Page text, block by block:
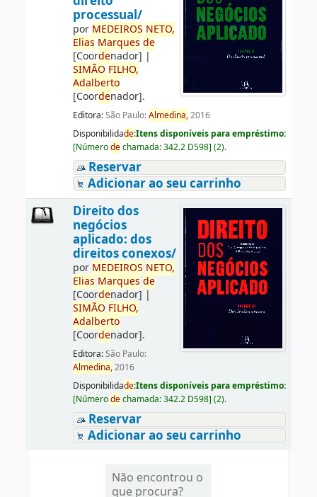
processual/
por MEDEIROS NETO,
Elias Marques de
[Coordenador] |
SIMÃO FILHO,
Adalberto
[Coordenador].
Editora:São Paulo:Almedina,2016
Disponibilidade:Itens disponíveis para empréstimo:
[Númerodechamada:342.2 D598] (2).
Reservar
Adicionar ao seu carrinho
Direito dos
negócios
aplicado: dos
direitos conexos/
por MEDEIROS NETO,
Elias Marques de
[Coordenador] |
SIMÃO FILHO,
Adalberto
[Coordenador].
Editora:São Paulo:
Almedina,2016
Disponibilidade:Itens disponíveis para empréstimo:
[Númerodechamada:342.2 D598] (2).
Reservar
Adicionar ao seu carrinho
Não encontrou o
que procura?